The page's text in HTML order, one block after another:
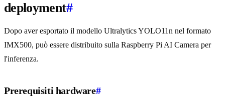
deployment#
Dopo aver esportato il modello Ultralytics YOLO11n nel formato
IMX500, può essere distribuito sulla Raspberry Pi AI Camera per
l'inferenza.
Prerequisiti hardware#